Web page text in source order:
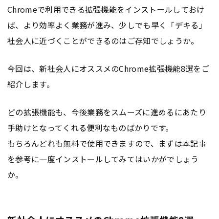
Chromeで利用できる拡張機能をインストールしておけ
ば、より効率よく業務が進み、少しでも早く「デキる」
社会人に近づくことができるのはご存知でしょうか。
今回は、新社会人にオススメのChrome拡張機能8選をご
紹介します。
どの拡張機能も、今後業務をスムーズに進めるにあたり
手助けとなってくれる便利なものばかりです。
もちろんどれも無料で使用できますので、まずは本記事
を参考に一度インストールしてみてはいかがでしょう
か。